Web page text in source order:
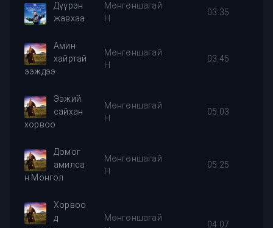
Дүүрэн
жавхаа
Мөнгөншагай
Н.
03:35
Амин
хайртай
ээждээ
Мөнгөншагай
Н.
03:45
Ээжий
сайхан
хорвоо
Мөнгөншагай
Н.
05:03
Домог
амилса
н Монгол
Мөнгөншагай
Н.
05:25
Хорвоо
д
Мөнгөншагай
04:07